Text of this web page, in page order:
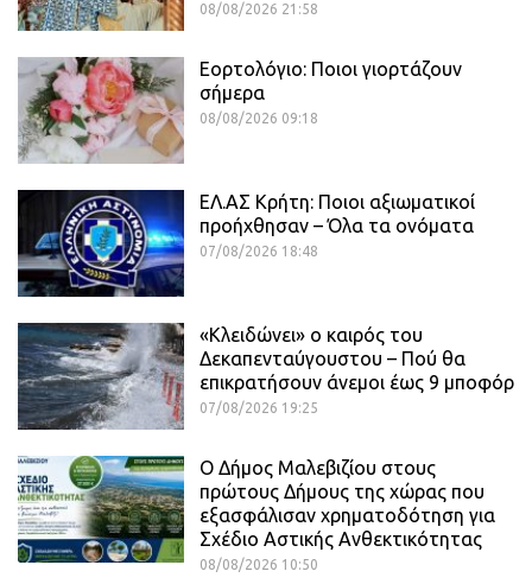
08/08/2026 21:58
Εορτολόγιο: Ποιοι γιορτάζουν
σήμερα
08/08/2026 09:18
ΕΛ.ΑΣ Κρήτη: Ποιοι αξιωματικοί
προήχθησαν – Όλα τα ονόματα
07/08/2026 18:48
«Κλειδώνει» ο καιρός του
Δεκαπενταύγουστου – Πού θα
επικρατήσουν άνεμοι έως 9 μποφόρ
07/08/2026 19:25
Ο Δήμος Μαλεβιζίου στους
πρώτους Δήμους της χώρας που
εξασφάλισαν χρηματοδότηση για
Σχέδιο Αστικής Ανθεκτικότητας
08/08/2026 10:50